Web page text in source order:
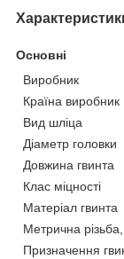
Основні
Виробник
Країна виробник
Вид шліца
Діаметр головки
Довжина гвинта
Клас міцності
Матеріал гвинта
Метрична
Призначення